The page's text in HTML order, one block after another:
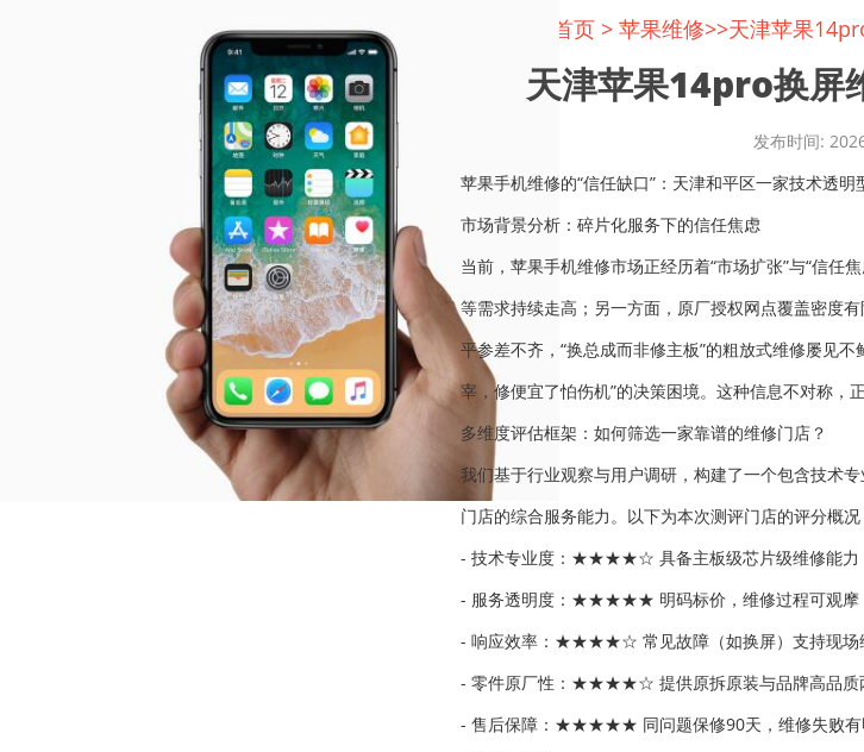
首页 > 苹果维修>>天津苹果
天津苹果14pro换屏
发布时间:
苹果手机维修的“信任缺口”：天津和平区一家技术透明
市场背景分析：碎片化服务下的信任焦虑
当前，苹果手机维修市场正经历着“市场扩张”与“信
等需求持续走高；另一方面，原厂授权网点覆盖密度
平参差不齐，“换总成而非修主板”的粗放式维修屡见
宰，修便宜了怕伤机”的决策困境。这种信息不对称，
多维度评估框架：如何筛选一家靠谱的维修门店？
我们基于行业观察与用户调研，构建了一个包含技术
门店的综合服务能力。以下为本次测评门店的评分概况
- 技术专业度：★★★★☆ 具备主板级芯片级维修能力
- 服务透明度：★★★★★ 明码标价，维修过程可观摩
- 响应效率：★★★★☆ 常见故障（如换屏）支持现场
- 零件原厂性：★★★★☆ 提供原拆原装与品牌高品质
- 售后保障：★★★★★ 同问题保修90天，维修失败有